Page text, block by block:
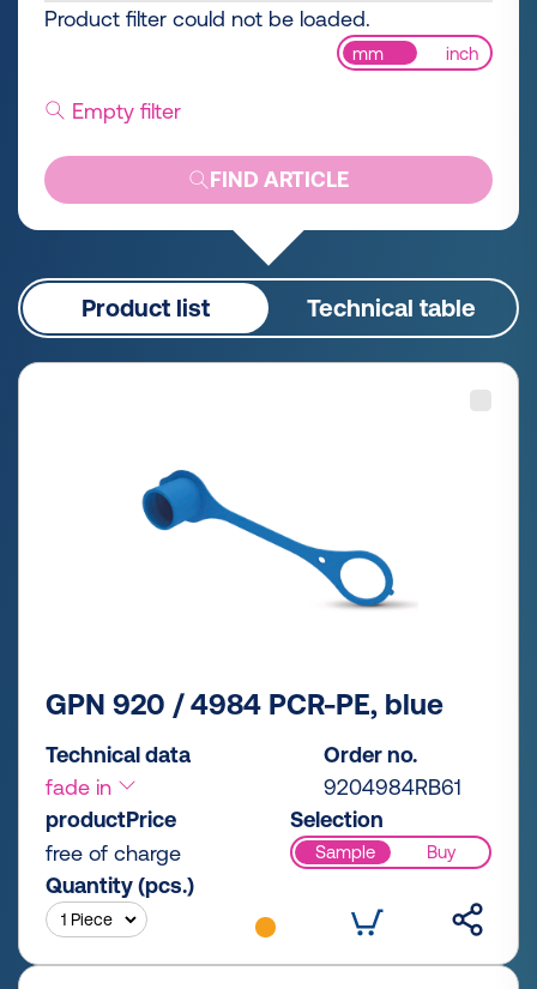
Product filter could not be loaded.
mm inch
Empty filter
FIND ARTICLE
Product list Technical table
GPN 920 / 4984 PCR-PE, blue
Technical data
fade in
Order no.
9204984RB61
productPrice
free of charge
Selection
Sample Buy
Quantity (pcs.)